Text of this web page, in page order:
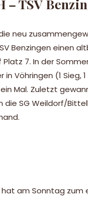
– TSV
neu
Benzingen einen
7. In der
Vöhringen (1
Mal. Zuletzt
die SG Weildorf/
am Sonntag